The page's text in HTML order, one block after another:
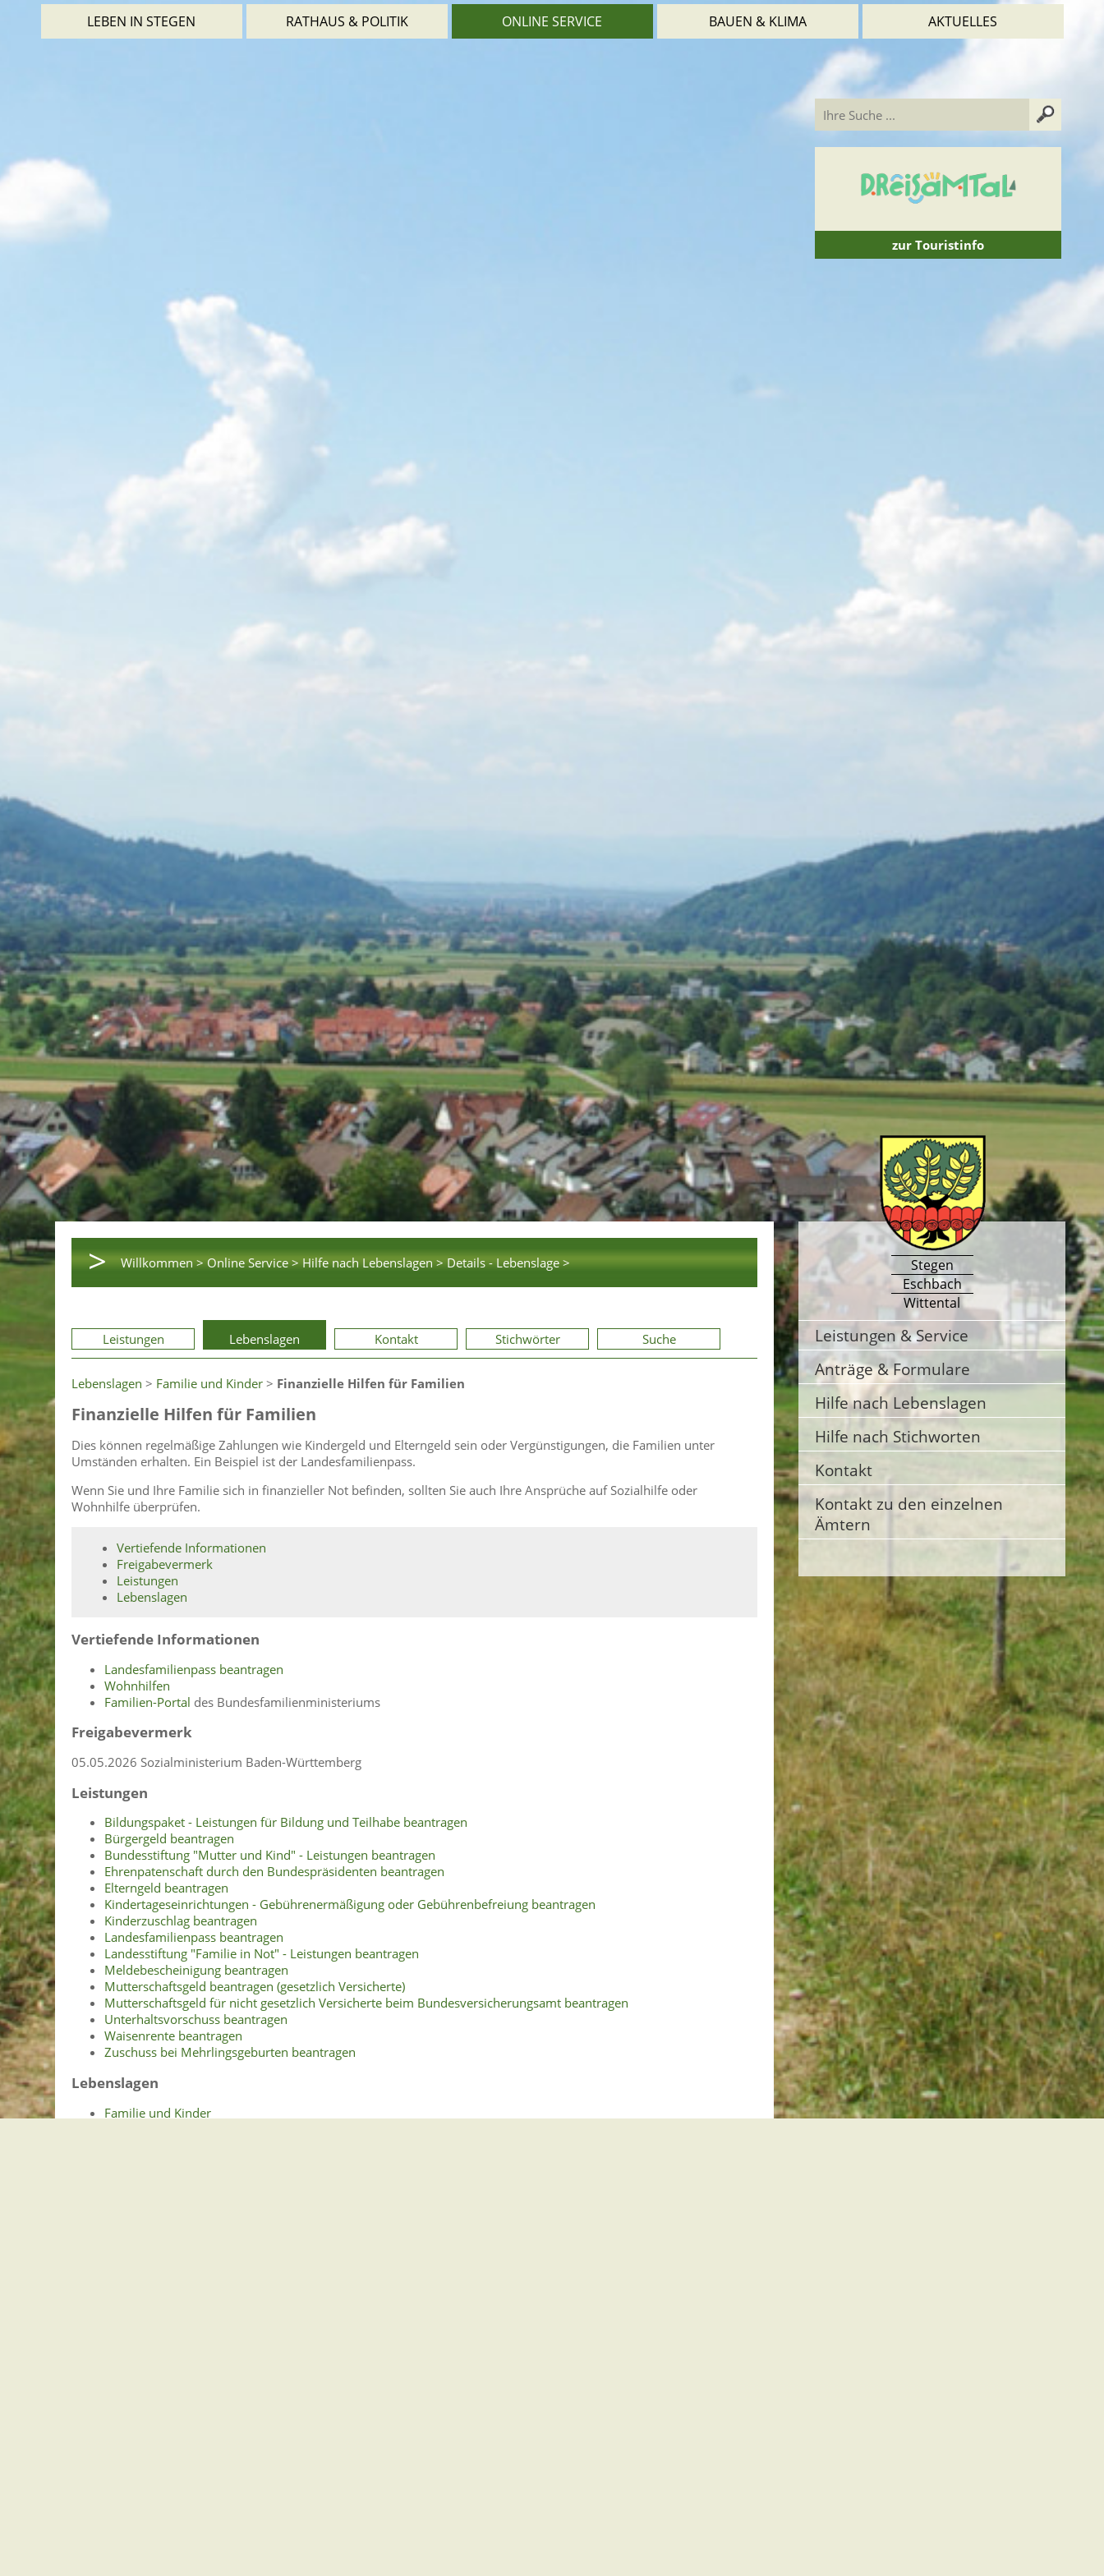
LEBEN IN STEGEN RATHAUS & POLITIK ONLINE SERVICE BAUEN & KLIMA AKTUELLES
zur Touristinfo
> Willkommen > Online Service > Hilfe nach Lebenslagen > Details - Lebenslage >
Leistungen Lebenslagen Kontakt Stichwörter Suche
Lebenslagen > Familie und Kinder > Finanzielle Hilfen für Familien
Finanzielle Hilfen für Familien
Dies können regelmäßige Zahlungen wie Kindergeld und Elterngeld sein oder Vergünstigungen, die Familien unter
Umständen erhalten. Ein Beispiel ist der Landesfamilienpass.
Wenn Sie und Ihre Familie sich in finanzieller Not befinden, sollten Sie auch Ihre Ansprüche auf Sozialhilfe oder
Wohnhilfe überprüfen.
Vertiefende Informationen
Freigabevermerk
Leistungen
Lebenslagen
Vertiefende Informationen
Landesfamilienpass beantragen
Wohnhilfen
Familien-Portal des Bundesfamilienministeriums
Freigabevermerk
05.05.2026 Sozialministerium Baden-Württemberg
Leistungen
Bildungspaket - Leistungen für Bildung und Teilhabe beantragen
Bürgergeld beantragen
Bundesstiftung "Mutter und Kind" - Leistungen beantragen
Ehrenpatenschaft durch den Bundespräsidenten beantragen
Elterngeld beantragen
Kindertageseinrichtungen - Gebührenermäßigung oder Gebührenbefreiung beantragen
Kinderzuschlag beantragen
Landesfamilienpass beantragen
Landesstiftung "Familie in Not" - Leistungen beantragen
Meldebescheinigung beantragen
Mutterschaftsgeld beantragen (gesetzlich Versicherte)
Mutterschaftsgeld für nicht gesetzlich Versicherte beim Bundesversicherungsamt beantragen
Unterhaltsvorschuss beantragen
Waisenrente beantragen
Zuschuss bei Mehrlingsgeburten beantragen
Lebenslagen
Familie und Kinder
Stegen
Eschbach
Wittental
Leistungen & Service
Anträge & Formulare
Hilfe nach Lebenslagen
Hilfe nach Stichworten
Kontakt
Kontakt zu den einzelnen
Ämtern